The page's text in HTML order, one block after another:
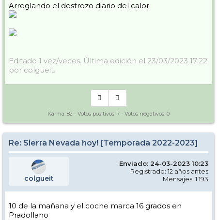
Arreglando el destrozo diario del calor
Editado 1 vez/veces. Última edición el 23/03/2023 17:22
por colgueit.
Karma: 82 - Votos positivos: 7 - Votos negativos: 0
Re: Sierra Nevada hoy! [Temporada 2022-2023]
colgueit
Enviado: 24-03-2023 10:23
Registrado: 12 años antes
Mensajes: 1.193
10 de la mañana y el coche marca 16 grados en
Pradollano